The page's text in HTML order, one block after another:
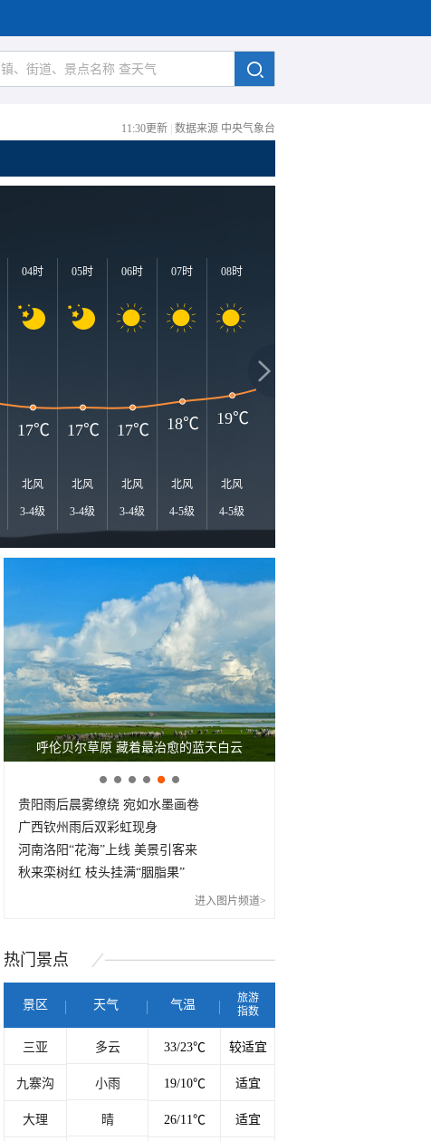
11:30更新 数据来源 中央气象台
04时
北风
3-4级
05时
北风
3-4级
06时
北风
3-4级
07时
北风
4-5级
08时
北风
4-5级
17℃ 17℃ 17℃ 18℃ 19℃
呼伦贝尔草原 藏着最治愈的蓝天白云
贵阳雨后晨雾缭绕 宛如水墨画卷
广西钦州雨后双彩虹现身
河南洛阳“花海”上线 美景引客来
秋来栾树红 枝头挂满“胭脂果”
进入图片频道>
热门 景点
景区 天气 气温
旅游
指数
三亚 多云 33/23℃ 较适宜
九寨沟 小雨 19/10℃ 适宜
大理 晴 26/11℃ 适宜